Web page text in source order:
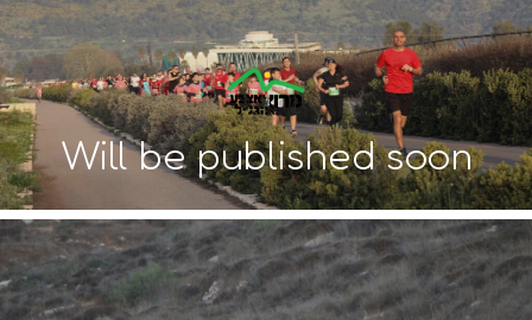
Will be published soon